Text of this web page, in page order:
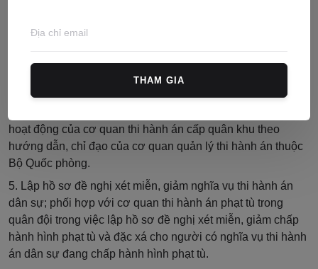
quản lý thi hành án thuộc Bộ Quốc phòng.
3. Giải quyết khiếu nại, tố cáo về thi hành án thuộc thẩm
4. Phối hợp với các cơ quan chức năng của quân khu trong
hoạt động của cơ quan thi hành án cấp quân khu theo
hướng dẫn, chỉ đạo của cơ quan quản lý thi hành án thuộc
Bộ Quốc phòng.
5. Lập hồ sơ đề nghị xét miễn, giảm nghĩa vụ thi hành án
dân sự; phối hợp với cơ quan thi hành án phạt tù trong
quân đội trong việc lập hồ sơ đề nghị xét miễn, giảm chấp
hành hình phạt tù và đặc xá cho người có nghĩa vụ thi hành
án dân sự đang chấp hành hình phạt tù.
THAM GIA